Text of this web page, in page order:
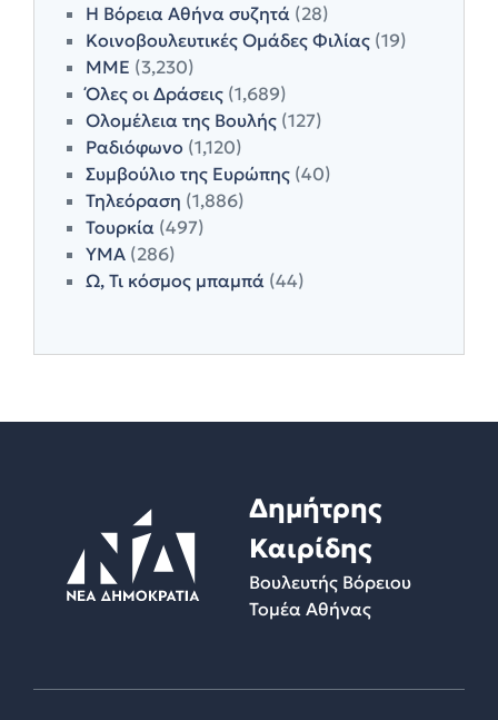
Η Βόρεια Αθήνα συζητά (28)
Κοινοβουλευτικές Ομάδες Φιλίας (19)
ΜΜΕ (3,230)
Όλες οι Δράσεις (1,689)
Ολομέλεια της Βουλής (127)
Ραδιόφωνο (1,120)
Συμβούλιο της Ευρώπης (40)
Τηλεόραση (1,886)
Τουρκία (497)
ΥΜΑ (286)
Ω, Τι κόσμος μπαμπά (44)
Δημήτρης
Καιρίδης
Βουλευτής Βόρειου
Τομέα Αθήνας